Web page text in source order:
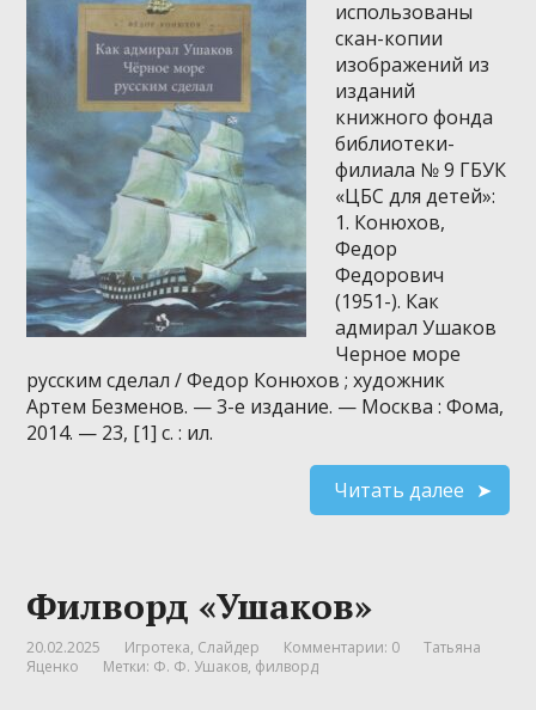
использованы
скан-копии
изображений из
изданий
книжного фонда
библиотеки-
филиала № 9 ГБУК
«ЦБС для детей»:
1. Конюхов,
Федор
Федорович
(1951-). Как
адмирал Ушаков
Черное море
русским сделал / Федор Конюхов ; художник
Артем Безменов. — 3-е издание. — Москва : Фома,
2014. — 23, [1] с. : ил.
Читать далее
Филворд «Ушаков»
20.02.2025 Игротека, Слайдер Комментарии: 0
Татьяна
Яценко
Метки: Ф. Ф. Ушаков, филворд